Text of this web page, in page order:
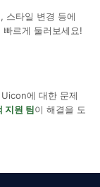
스타일 변경 등에
빠르게 둘러보세요!
에 대한 문제
지원 팀이 해결을 도